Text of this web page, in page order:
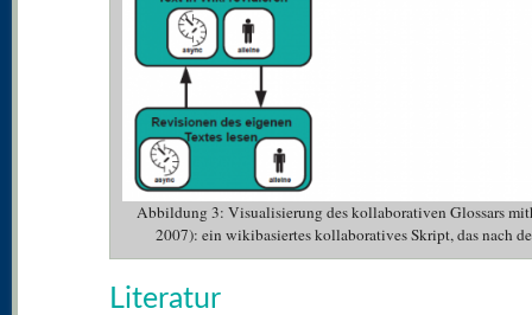
Abbildung 3: Visualisierung des kollaborativen Glossars
2007): ein wikibasiertes kollaboratives Skript, das nach
Literatur